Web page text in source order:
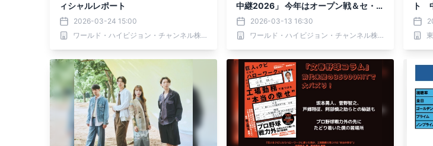
ィシャルレポート
2026-03-24 15:00
ワールド・ハイビジョン・チャンネル株式会社
中継2026」 今年はオープン戦＆セ・リ
ーグも放送！
2026-03-13 16:30
ワールド・ハイビジョン・チャンネル株式会社
ト
NA